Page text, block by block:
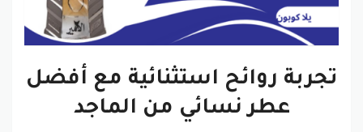
تجربة روائح استثنائية مع أفضل
عطر نسائي من الماجد